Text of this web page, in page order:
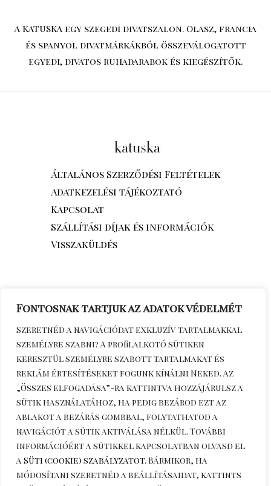
Fontosnak tartjuk az adatok védelmét
Szeretnéd a navigációdat exkluzív tartalmakkal
személyre szabni? A profilalkotó sütiken
keresztül személyre szabott tartalmakat és
reklám értesítéseket fogunk kínálni Neked. Az
„Összes elfogadása”-ra kattintva hozzájárulsz a
sütik használatához, ha pedig bezárod ezt az
ablakot a bezárás gombbal, folytathatod a
navigációt a sütik aktiválása nélkül. További
információért a sütikkel kapcsolatban olvasd el
a Süti (cookie) szabályzatot. Bármikor, ha
módosítani szeretnéd a beállításaidat, kattints
A KATUSKA egy szegedi divatszalon. Olasz, francia
és spanyol divatmárkákból összeválogatott
egyedi, divatos ruhadarabok és kiegészítők.
Általános Szerződési Feltételek
Adatkezelési tájékoztató
Kapcsolat
Szállítási díjak és információk
Visszaküldés
Érdeklődöm telefonon+36306270964